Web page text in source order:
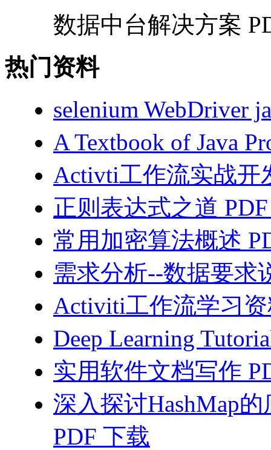
数据中台解决方案
热门资料
selenium WebDriver
A Textbook of Java
Activti工作流实战开
正则表达式之道
常用加密算法概述
需求分析--数据要求
Activiti工作流学习资
Deep Learning
实用软件文档写作
深入探讨HashMap
PDF 下载